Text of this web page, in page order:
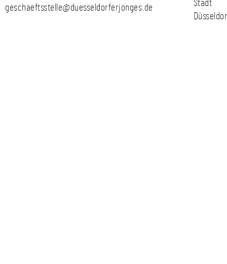
geschaeftsstelle@duesseldorferjonges.de
Stadt